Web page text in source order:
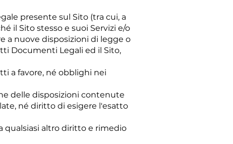
presente sul Sito (tra cui, a
il Sito stesso e suoi Servizi e/o
a nuove disposizioni di legge o
Documenti Legali ed il Sito,
a favore, né obblighi nei
delle disposizioni contenute
né diritto di esigere l'esatto
qualsiasi altro diritto e rimedio